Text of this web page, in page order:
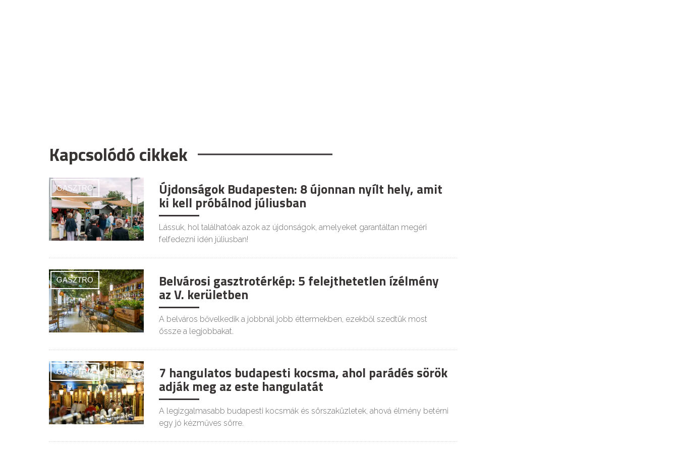
Kapcsolódó cikkek
GASZTRO Újdonságok Budapesten: 8 újonnan nyílt hely, amit
ki kell próbálnod júliusban
Lássuk, hol találhatóak azok az újdonságok, amelyeket garantáltan megéri
felfedezni idén júliusban!
GASZTRO Belvárosi gasztrotérkép: 5 felejthetetlen ízélmény
az V. kerületben
A belváros bővelkedik a jobbnál jobb éttermekben, ezekből szedtük most
össze a legjobbakat.
GASZTRO 7 hangulatos budapesti kocsma, ahol parádés sörök
adják meg az este hangulatát
A legizgalmasabb budapesti kocsmák és sörszaküzletek, ahová élmény betérni
egy jó kézműves sörre.